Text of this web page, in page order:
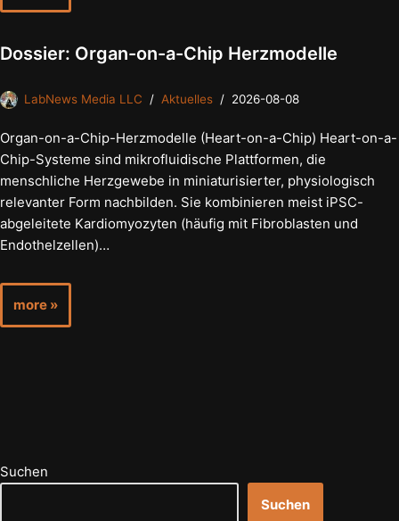
Dossier: Organ-on-a-Chip Herzmodelle
LabNews Media LLC Aktuelles 2026-08-08
Organ-on-a-Chip-Herzmodelle (Heart-on-a-Chip) Heart-on-a-
Chip-Systeme sind mikrofluidische Plattformen, die
menschliche Herzgewebe in miniaturisierter, physiologisch
relevanter Form nachbilden. Sie kombinieren meist iPSC-
abgeleitete Kardiomyozyten (häufig mit Fibroblasten und
Endothelzellen)…
more »
Suchen
Suchen